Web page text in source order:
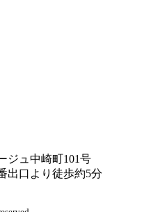
ジュ中崎町101号
出口より徒歩約5分